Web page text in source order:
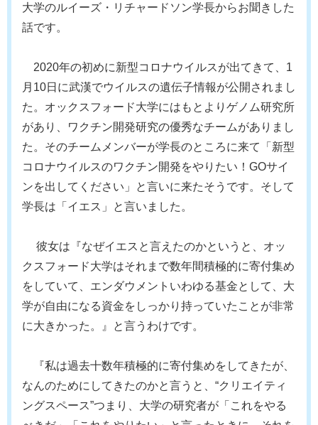
大学のルイーズ・リチャードソン学長からお聞きした
話です。
2020年の初めに新型コロナウイルスが出てきて、1
月10日に武漢でウイルスの遺伝子情報が公開されまし
た。オックスフォード大学にはもとよりゲノム研究所
があり、ワクチン開発研究の優秀なチームがありまし
た。そのチームメンバーが学長のところに来て「新型
コロナウイルスのワクチン開発をやりたい！GOサイ
ンを出してください」と言いに来たそうです。そして
学長は「イエス」と言いました。
彼女は『なぜイエスと言えたのかというと、オッ
クスフォード大学はそれまで数年間積極的に寄付集め
をしていて、エンダウメントいわゆる基金として、大
学が自由になる資金をしっかり持っていたことが非常
に大きかった。』と言うわけです。
『私は過去十数年積極的に寄付集めをしてきたが、
なんのためにしてきたのかと言うと、“クリエイティ
ングスペース”つまり、大学の研究者が「これをやる